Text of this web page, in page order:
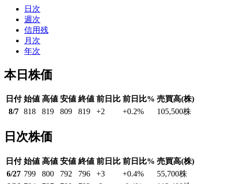
日次
週次
信用残
月次
年次
本日株価
日付 始値 高値 安値 終値 前日比 前日比% 売買高(株)
8/7 818 819 809 819 +2 +0.2% 105,500株
日次株価
日付 始値 高値 安値 終値 前日比 前日比% 売買高(株)
6/27 799 800 792 796 +3 +0.4% 55,700株